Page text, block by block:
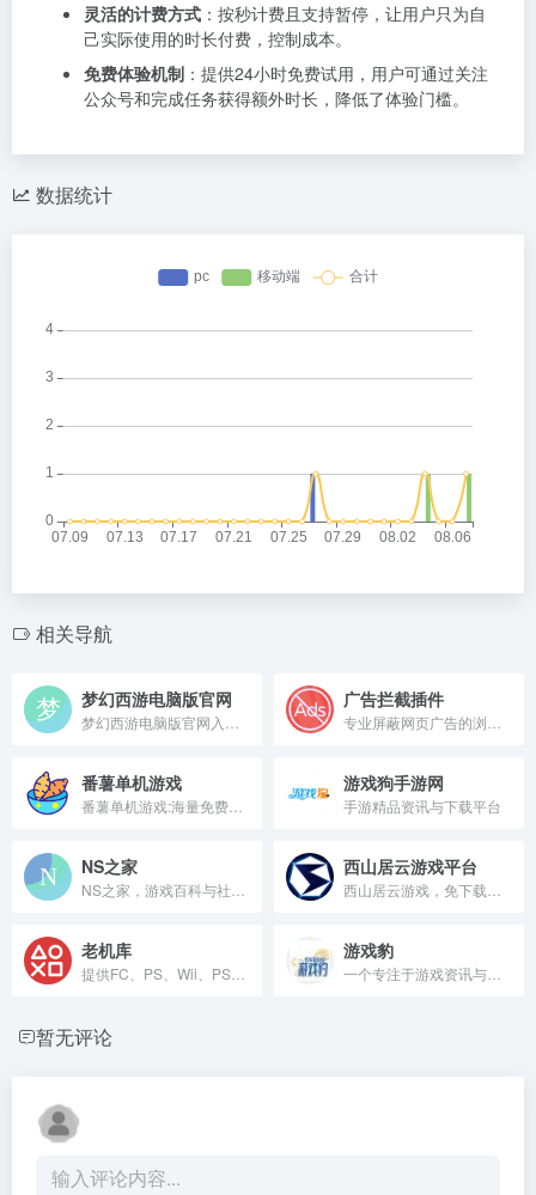
灵活的计费方式 ：按秒计费且支持暂停，让用户只为自
己实际使用的时长付费，控制成本。
免费体验机制 ：提供24小时免费试用，用户可通过关注
公众号和完成任务获得额外时长，降低了体验门槛。
数据统计
相关导航
梦幻西游电脑版官网 广告拦截插件
番薯单机游戏 游戏狗手游网
手游精品资讯与下载平台
NS之家 西山居云游戏平台
老机库 游戏豹
暂无评论